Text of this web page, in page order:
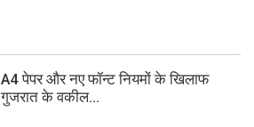
A4 पेपर और नए फॉन्ट नियमों के खिलाफ
गुजरात के वकील...